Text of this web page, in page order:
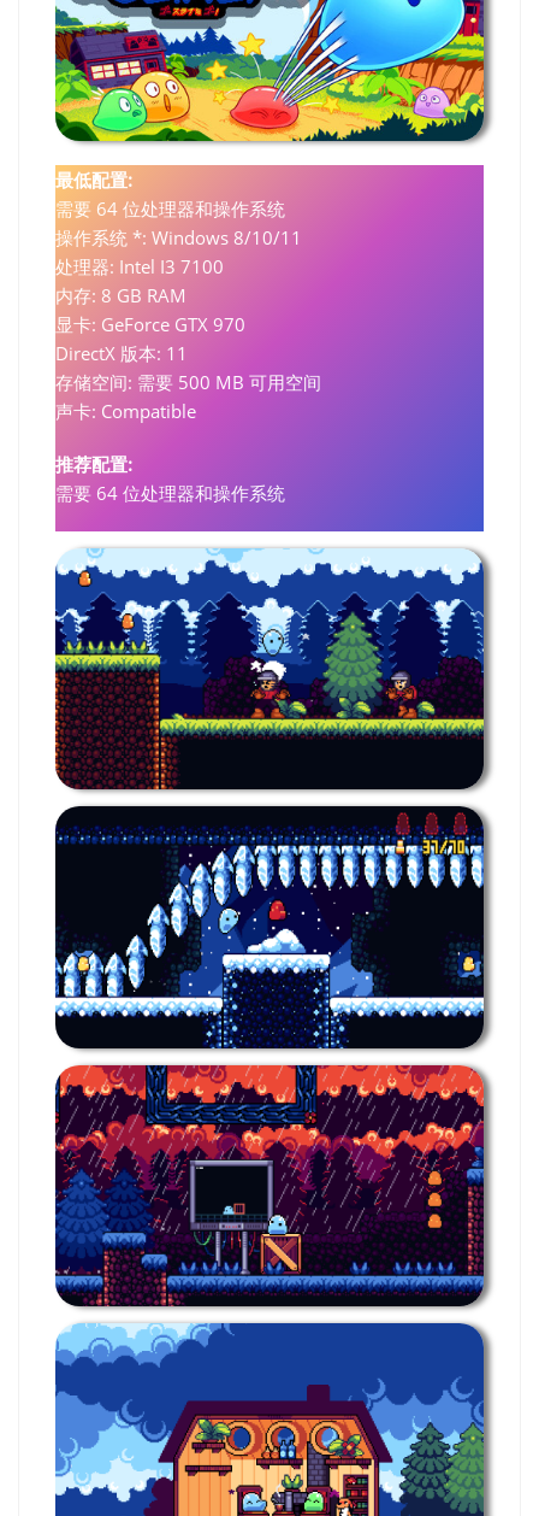
最低配置:
需要 64 位处理器和操作系统
操作系统 *: Windows 8/10/11
处理器: Intel I3 7100
内存: 8 GB RAM
显卡: GeForce GTX 970
DirectX 版本: 11
存储空间: 需要 500 MB 可用空间
声卡: Compatible
推荐配置:
需要 64 位处理器和操作系统